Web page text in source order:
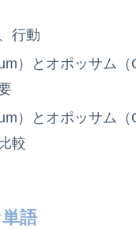
行動
）とオポッサム
）とオポッサム
較
語